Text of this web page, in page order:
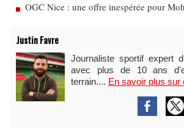
OGC Nice : une offre inespérée pour
Justin Favre
Journaliste sportif expert
avec plus de 10 ans
terrain.... En savoir plus sur